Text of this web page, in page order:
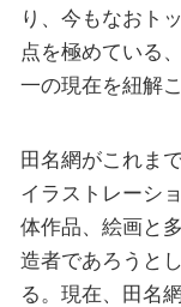
り、今もなおト
点を極めている
一の現在を紐解
田名網がこれま
イラストレーシ
体作品、絵画と
造者であろうと
る。現在、田名